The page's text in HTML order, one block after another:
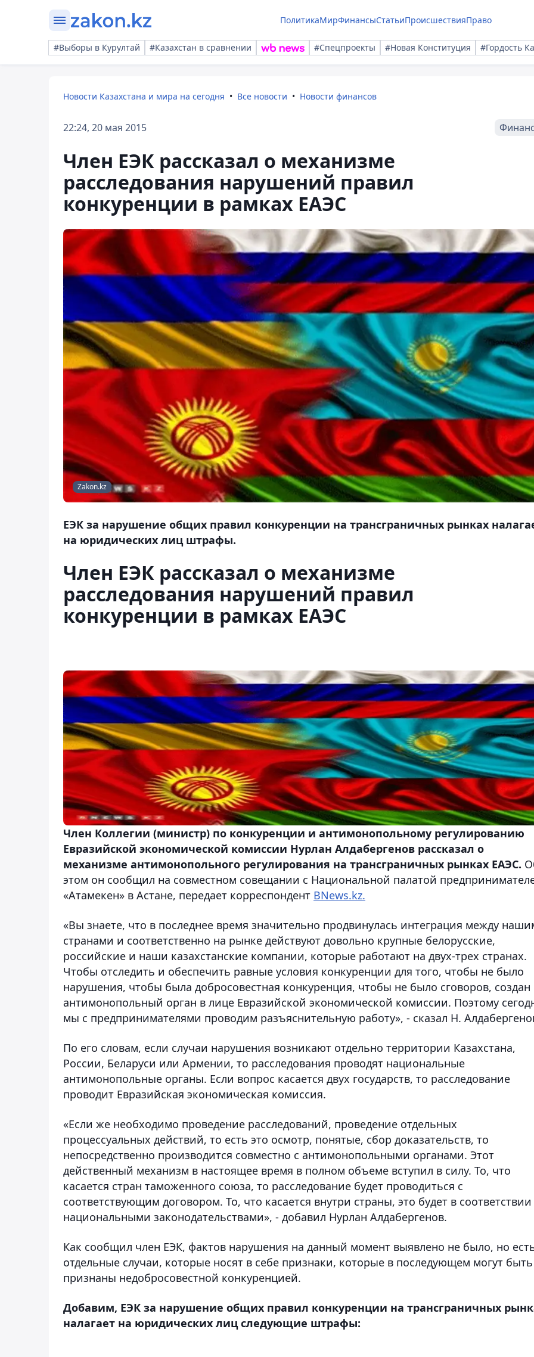
ПолитикаМирФинансыСтатьиПроисшествияПраво
#Выборы в Курултай #Казахстан в сравнении #Спецпроекты #Новая Конституция #Гордость
Новости Казахстана и мира на сегодня Все новости Новости финансов
22:24, 20 мая 2015
Член ЕЭК рассказал о механизме
расследования нарушений правил
конкуренции в рамках ЕАЭС
Zakon.kz
ЕЭК за нарушение общих правил конкуренции на трансграничных рынках
на юридических лиц штрафы.
Член ЕЭК рассказал о механизме
расследования нарушений правил
конкуренции в рамках ЕАЭС
Член Коллегии (министр) по конкуренции и антимонопольному регулированию
Евразийской экономической комиссии Нурлан Алдабергенов рассказал о
механизме антимонопольного регулирования на трансграничных рынках ЕАЭС.
этом он сообщил на совместном совещании с Национальной палатой
«Атамекен» в Астане, передает корреспондент BNews.kz.
«Вы знаете, что в последнее время значительно продвинулась интеграция между
странами и соответственно на рынке действуют довольно крупные белорусские,
российские и наши казахстанские компании, которые работают на двух-трех странах.
Чтобы отследить и обеспечить равные условия конкуренции для того, чтобы не было
нарушения, чтобы была добросовестная конкуренция, чтобы не было сговоров, создан
антимонопольный орган в лице Евразийской экономической комиссии. Поэтому
мы с предпринимателями проводим разъяснительную работу», - сказал Н.
По его словам, если случаи нарушения возникают отдельно территории Казахстана,
России, Беларуси или Армении, то расследования проводят национальные
антимонопольные органы. Если вопрос касается двух государств, то расследование
проводит Евразийская экономическая комиссия.
«Если же необходимо проведение расследований, проведение отдельных
процессуальных действий, то есть это осмотр, понятые, сбор доказательств, то
непосредственно производится совместно с антимонопольными органами. Этот
действенный механизм в настоящее время в полном объеме вступил в силу. То, что
касается стран таможенного союза, то расследование будет проводиться с
соответствующим договором. То, что касается внутри страны, это будет в соответствии
национальными законодательствами», - добавил Нурлан Алдабергенов.
Как сообщил член ЕЭК, фактов нарушения на данный момент выявлено не было, но
отдельные случаи, которые носят в себе признаки, которые в последующем могут быть
признаны недобросовестной конкуренцией.
Добавим, ЕЭК за нарушение общих правил конкуренции на трансграничных
налагает на юридических лиц следующие штрафы: